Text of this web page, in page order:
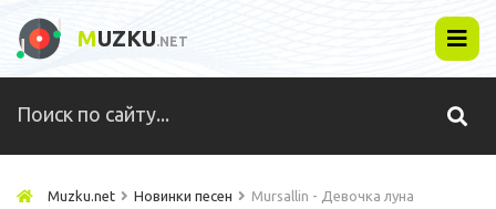
MUZKU.NET
Muzku.net Новинки песен Mursallin - Девочка луна